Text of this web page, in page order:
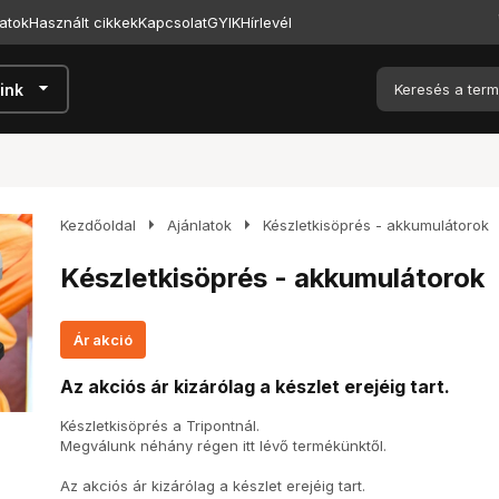
Használt cikkekKapcsolatGYIKHírlevél
arrow_drop_down
Kezdőoldal arrow_right Ajánlatok arrow_right Készletkisöprés - akkumulátorok
Készletkisöprés - akkumulátorok
Ár akció
Az akciós ár kizárólag a készlet erejéig tart.
Készletkisöprés a Tripontnál.
Megválunk néhány régen itt lévő termékünktől.
Az akciós ár kizárólag a készlet erejéig tart.